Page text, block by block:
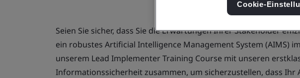
Seien Sie sicher, dass Sie die Erwartungen Ihrer Stakeholder
ein robustes Artificial Intelligence Management System (AIMS)
unserem Lead Implementer Training Course mit unseren
Informationssicherheit zusammen, um sicherzustellen, dass Ihr
Cookie-